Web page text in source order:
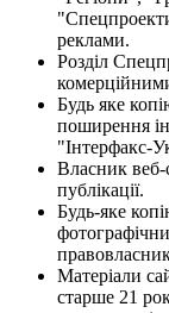
реклами.
Розділ
Будь яке
поширення
"Інтерфакс-
Власник веб-
публікації.
Будь-яке
Матеріали
старше 21